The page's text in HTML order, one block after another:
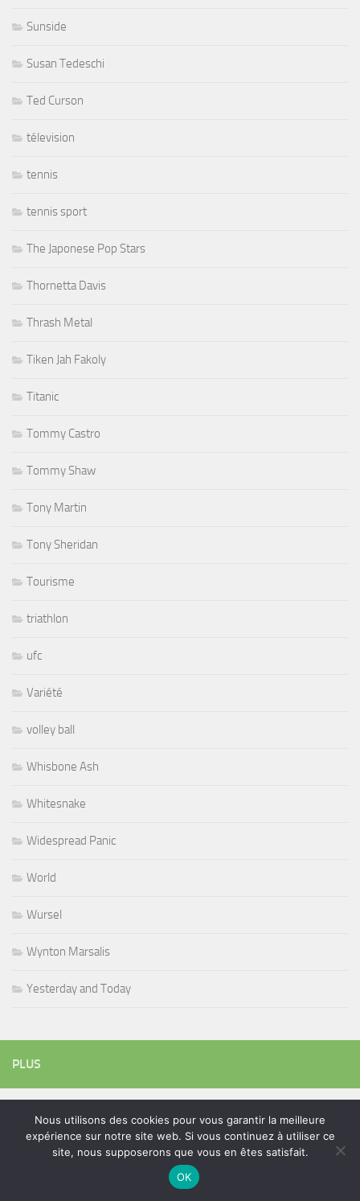
Sunside
Susan Tedeschi
Ted Curson
télevision
tennis
tennis sport
The Japonese Pop Stars
Thornetta Davis
Thrash Metal
Tiken Jah Fakoly
Titanic
Tommy Castro
Tommy Shaw
Tony Martin
Tony Sheridan
Tourisme
triathlon
ufc
Variété
volley ball
Whisbone Ash
Whitesnake
Widespread Panic
World
Wursel
Wynton Marsalis
Yesterday and Today
PLUS
Rechercher :
Nous utilisons des cookies pour vous garantir la meilleure
expérience sur notre site web. Si vous continuez à utiliser ce
site, nous supposerons que vous en êtes satisfait.
OK